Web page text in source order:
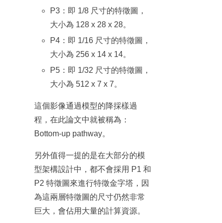
P3：即 1/8 尺寸的特徵圖，
大小為 128 x 28 x 28。
P4：即 1/16 尺寸的特徵圖，
大小為 256 x 14 x 14。
P5：即 1/32 尺寸的特徵圖，
大小為 512 x 7 x 7。
這個影像通過模型的降採樣過
程，在此論文中就被稱為：
Bottom-up pathway。
另外值得一提的是在大部分的模
型架構設計中，都不會採用 P1 和
P2 特徵圖來進行特徵金字塔，因
為這兩層特徵圖的尺寸仍然非常
巨大，會佔用大量的計算資源。